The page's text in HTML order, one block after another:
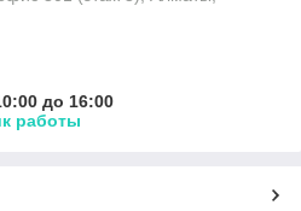
до 16:00
работы